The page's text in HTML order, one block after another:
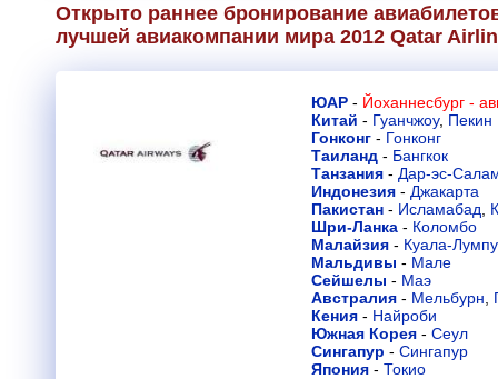
Открыто раннее бронирование
лучшей авиакомпании мира 2012 Qatar
ЮАР - Йоханнесбург -
Китай - Гуанчжоу, Пекин
Гонконг - Гонконг
Таиланд - Бангкок
Танзания - Дар-эс-
Индонезия - Джакарта
Пакистан - Исламабад
Шри-Ланка - Коломбо
Малайзия - Куала-
Мальдивы - Мале
Сейшелы - Маэ
Австралия - Мельбурн
Кения - Найроби
Южная Корея - Сеул
Сингапур - Сингапур
Япония - Токио